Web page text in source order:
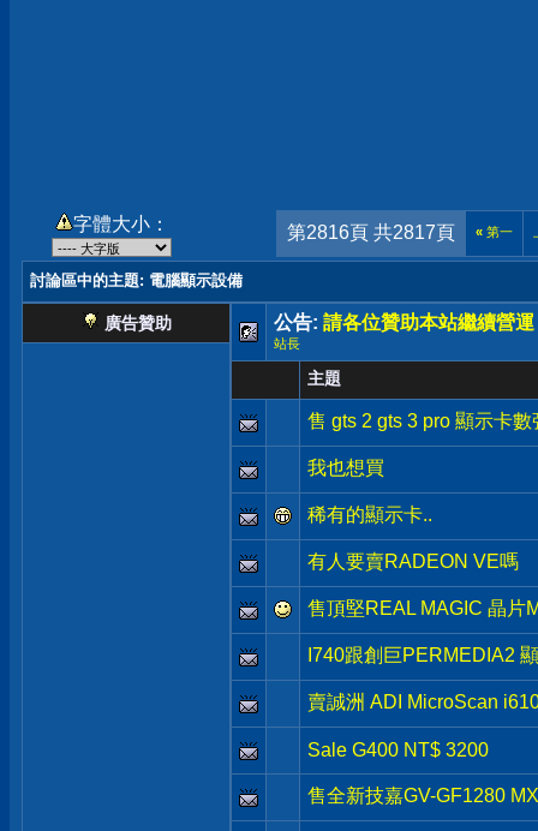
字體大小： 第2816頁 共2817頁 «第一
討論區中的主題: 電腦顯示設備
廣告贊助 公告: 請各位贊助本站繼續營運
站長
主題
售 gts 2 gts 3 pro 顯示卡數
我也想買
稀有的顯示卡..
有人要賣RADEON VE嗎
售頂堅REAL MAGIC 晶片
I740跟創巨PERMEDIA2
賣誠洲 ADI MicroScan
Sale G400 NT$ 3200
售全新技嘉GV-GF1280